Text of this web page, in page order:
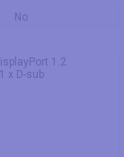
No
1.2
1 x D-sub